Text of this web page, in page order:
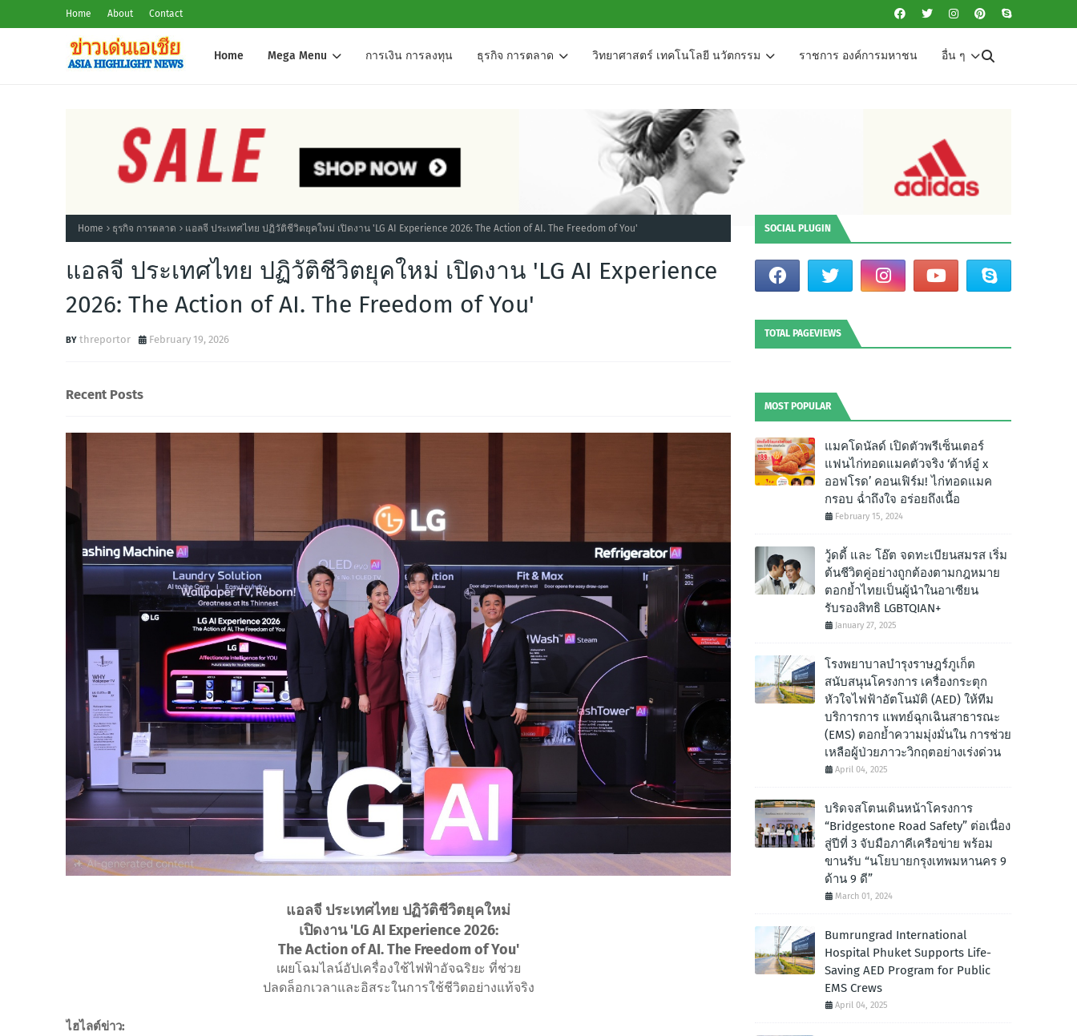
Home About Contact
Home Mega Menu การเงิน การลงทุน ธุรกิจ การตลาด วิทยาศาสตร์ เทคโนโลยี นวัตกรรม ราชการ องค์การมหาชน อื่น ๆ
Home ธุรกิจ การตลาด แอลจี ประเทศไทย ปฏิวัติชีวิตยุคใหม่ เปิดงาน 'LG AI Experience 2026: The Action of AI. The Freedom of You'
แอลจี ประเทศไทย ปฏิวัติชีวิตยุคใหม่ เปิดงาน 'LG AI Experience
2026: The Action of AI. The Freedom of You'
threportor February 19, 2026
Recent Posts
แอลจี ประเทศไทย ปฏิวัติชีวิตยุคใหม่
เปิดงาน 'LG AI Experience 2026:
The Action of AI. The Freedom of You'
เผยโฉมไลน์อัปเครื่องใช้ไฟฟ้าอัจฉริยะ ที่ช่วย
ปลดล็อกเวลาและอิสระในการใช้ชีวิตอย่างแท้จริง
ไฮไลต์ข่าว:
SOCIAL PLUGIN
TOTAL PAGEVIEWS
MOST POPULAR
แมคโดนัลด์ เปิดตัวพรีเซ็นเตอร์
แฟนไก่ทอดแมคตัวจริง ‘ต้าห์อู๋ x
ออฟโรด’ คอนเฟิร์ม! ไก่ทอดแมค
กรอบ ฉํ่าถึงใจ อร่อยถึงเนื้อ
February 15, 2024
วู้ดดี้ และ โอ๊ต จดทะเบียนสมรส เริ่ม
ต้นชีวิตคู่อย่างถูกต้องตามกฎหมาย
ตอกย้ำไทยเป็นผู้นำในอาเซียน
รับรองสิทธิ LGBTQIAN+
January 27, 2025
โรงพยาบาลบำรุงราษฎร์ภูเก็ต
สนับสนุนโครงการ เครื่องกระตุก
หัวใจไฟฟ้าอัตโนมัติ (AED) ให้ทีม
บริการการ แพทย์ฉุกเฉินสาธารณะ
(EMS) ตอกย้ำความมุ่งมั่นใน การช่วย
เหลือผู้ป่วยภาวะวิกฤตอย่างเร่งด่วน
April 04, 2025
บริดจสโตนเดินหน้าโครงการ
“Bridgestone Road Safety” ต่อเนื่อง
สู่ปีที่ 3 จับมือภาคีเครือข่าย พร้อม
ขานรับ “นโยบายกรุงเทพมหานคร 9
ด้าน 9 ดี”
March 01, 2024
Bumrungrad International
Hospital Phuket Supports Life-
Saving AED Program for Public
EMS Crews
April 04, 2025